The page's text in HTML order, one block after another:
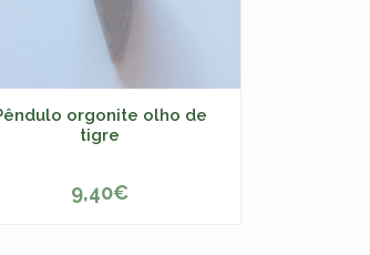
orgonite olho de
tigre
ESGOTADO
9,40€